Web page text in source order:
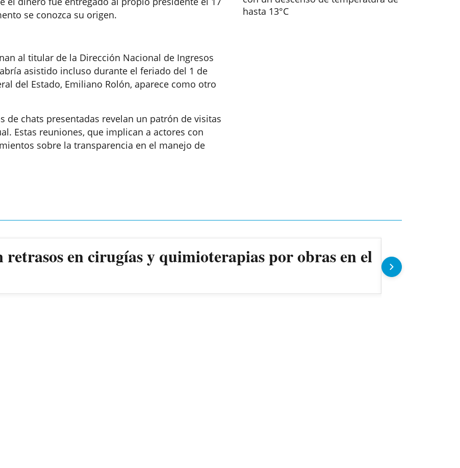
se conozca su origen.
al titular de la Dirección Nacional de Ingresos
asistido incluso durante el feriado del 1 de
del Estado, Emiliano Rolón, aparece como otro
de chats presentadas revelan un patrón de visitas
Estas reuniones, que implican a actores con
sobre la transparencia en el manejo de
hasta 13°C
retrasos en cirugías y quimioterapias por obras en el
Ollas